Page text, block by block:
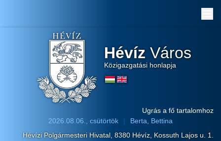
Hévíz Város
Közigazgatási honlapja
Ugrás a fő tartalomhoz
2026.08.06., csütörtök
Berta, Bettina
Hévízi Polgármesteri Hivatal, 8380 Hévíz, Kossuth Lajos u. 1.